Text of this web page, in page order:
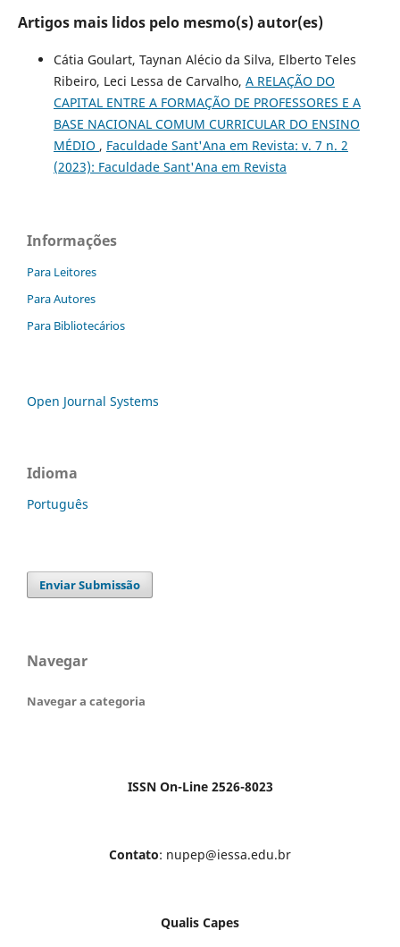
Artigos mais lidos pelo mesmo(s) autor(es)
Cátia Goulart, Taynan Alécio da Silva, Elberto Teles
Ribeiro, Leci Lessa de Carvalho, A RELAÇÃO DO
CAPITAL ENTRE A FORMAÇÃO DE PROFESSORES E A
BASE NACIONAL COMUM CURRICULAR DO ENSINO
MÉDIO , Faculdade Sant'Ana em Revista: v. 7 n. 2
(2023): Faculdade Sant'Ana em Revista
Informações
Para Leitores
Para Autores
Para Bibliotecários
Open Journal Systems
Idioma
Português
Enviar Submissão
Navegar
Navegar a categoria
ISSN On-Line 2526-8023
Contato: nupep@iessa.edu.br
Qualis Capes